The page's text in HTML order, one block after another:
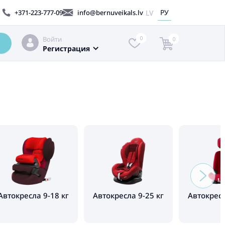
+371-223-777-09 info@bernuveikals.lv LV РУ
Войти
Регистрация
0 0
9-18 кг Автокресла 9-25 кг